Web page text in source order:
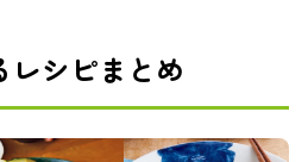
レシピまとめ